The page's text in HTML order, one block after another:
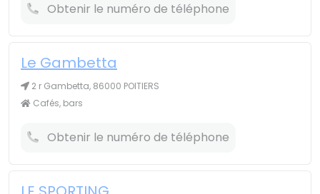
Obtenir le numéro de téléphone
Le Gambetta
2 r Gambetta, 86000 POITIERS
Cafés, bars
Obtenir le numéro de téléphone